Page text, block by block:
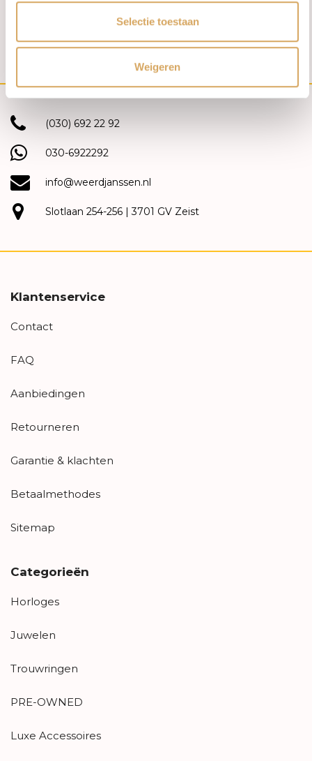
Selectie toestaan
Weigeren
Geelgoud 4mm ovaal 40-
Geelgoud met diamant
(030) 692 22 92
030-6922292
info@weerdjanssen.nl
Slotlaan 254-256 | 3701 GV Zeist
Klantenservice
Contact
FAQ
Aanbiedingen
Retourneren
Garantie & klachten
Betaalmethodes
Sitemap
Categorieën
Horloges
Juwelen
Trouwringen
PRE-OWNED
Luxe Accessoires